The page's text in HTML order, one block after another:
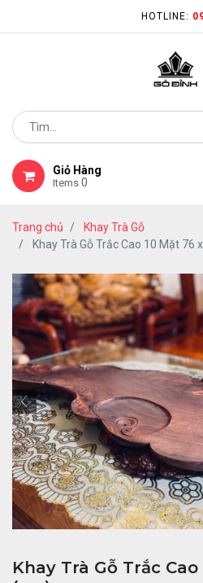
HOTLINE:
Giỏ Hàng
Items 0
Trang chủ
Khay Trà Gỗ
Khay Trà Gỗ Trắc Cao 10 Mặt 76
Khay Trà Gỗ Trắc